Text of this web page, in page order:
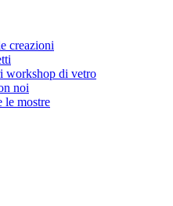
creazioni
workshop di vetro
noi
le mostre